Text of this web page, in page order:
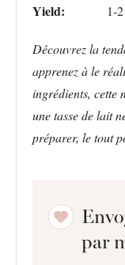
Yield: 1-2
Découvrez la
apprenez à le
ingrédients, cette
une tasse de lait
préparer, le tout
par